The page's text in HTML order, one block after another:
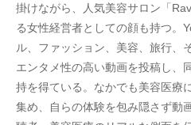
掛けながら、人気美容サロン「
る女性経営者としての顔も持つ。
ル、ファッション、美容、旅行、
エンタメ性の高い動画を投稿し、
持を得ている。なかでも美容医療
集め、自らの体験を包み隠さず動